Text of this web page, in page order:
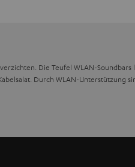
Die Teufel WLAN-
Durch WLAN-Unterstützung